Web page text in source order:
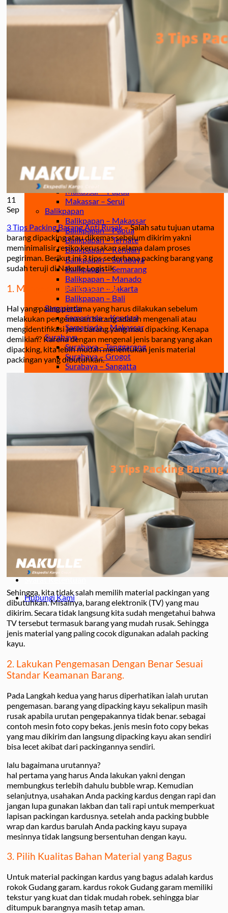
Jakarta – Gorontalo
Jakarta – Samarinda
Makassar
Makassar – Balikpapan
Makassar – Samarinda
Makassar – Ambon
Makassar – Halmahera Tengah
Makassar – Manado
Makassar – Ternate
Makassar – Biak
Makassar – Timika
Makassar – Fakfak
Makassar – Tual
Makassar – Jayapura
Makassar – Kaimana
Makassar – Sorong
Makassar – Manokwari
Makassar – Merauke
Makassar – Nabire
Makassar – Papua
Makassar – Serui
Balikpapan
Balikpapan – Makassar
Balikpapan – Papua
Balikpapan – Ternate
Balikpapan – Kendari
Balikpapan – Surabaya
Balikpapan – Semarang
Balikpapan – Manado
Balikpapan – Jakarta
Balikpapan – Bali
Samarinda
Samarinda – Kendari
Samarinda – Makassar
Surabaya
Surabaya – Tenggarong
Surabaya – Grogot
Surabaya – Sangatta
Surabaya – Tanjung Selor
Surabaya – Berau
Surabaya – Tarakan
Surabaya – Malinau
Surabaya – Bontang
Surabaya – Gorontalo
Surabaya – Kendari
Surabaya – Samarinda
Surabaya – Balikpapan
Surabaya – Manado
Surabaya – Palu
Surabaya – Makassar
Jasa Pengiriman Mobil
Jasa Packing
Jasa Pengiriman Motor
Jasa Pengiriman Barang
Jasa Sewa Carter Mobil
Jasa Pindahan Rumah
Blog
Tentang
Syarat Ketentuan
Hubungi Kami
11
Sep
3 Tips Packing Barang Anti Rusak– Salah satu tujuan utama
barang dipacking atau dikemas sebelum dikirim yakni
meminimalisir resiko kerusakan selama dalam proses
pegiriman. Berikut ini 3 tips sederhana packing barang yang
sudah teruji di Nakulle Logistik
1. Mengenali Jenis Barang
Hal yang paling pertama yang harus dilakukan sebelum
melakukan pengemasan barang adalah mengenali atau
mengidentifikasi jenis barang yang mau dipacking. Kenapa
demikian? Karena dengan mengenal jenis barang yang akan
dipacking, kita lebih mudah menentukan jenis material
packingan yang dibutuhkan.
Sehingga, kita tidak salah memilih material packingan yang
dibutuhkan. Misalnya, barang elektronik (TV) yang mau
dikirim. Secara tidak langsung kita sudah mengetahui bahwa
TV tersebut termasuk barang yang mudah rusak. Sehingga
jenis material yang paling cocok digunakan adalah packing
kayu.
2. Lakukan Pengemasan Dengan Benar Sesuai
Standar Keamanan Barang.
Pada Langkah kedua yang harus diperhatikan ialah urutan
pengemasan. barang yang dipacking kayu sekalipun masih
rusak apabila urutan pengepakannya tidak benar. sebagai
contoh mesin foto copy bekas. jenis mesin foto copy bekas
yang mau dikirim dan langsung dipacking kayu akan sendiri
bisa lecet akibat dari packingannya sendiri.
lalu bagaimana urutannya?
hal pertama yang harus Anda lakukan yakni dengan
membungkus terlebih dahulu bubble wrap. Kemudian
selanjutnya, usahakan Anda packing kardus dengan rapi dan
jangan lupa gunakan lakban dan tali rapi untuk memperkuat
lapisan packingan kardusnya. setelah anda packing bubble
wrap dan kardus barulah Anda packing kayu supaya
mesinnya tidak langsung bersentuhan dengan kayu.
3. Pilih Kualitas Bahan Material yang Bagus
Untuk material packingan kardus yang bagus adalah kardus
rokok Gudang garam. kardus rokok Gudang garam memiliki
tekstur yang kuat dan tidak mudah robek. sehingga biar
ditumpuk barangnya masih tetap aman.